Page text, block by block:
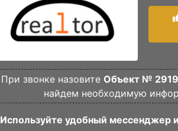
При звонке назовите Объект №
найдем необходимую
Используйте удобный мессенджер